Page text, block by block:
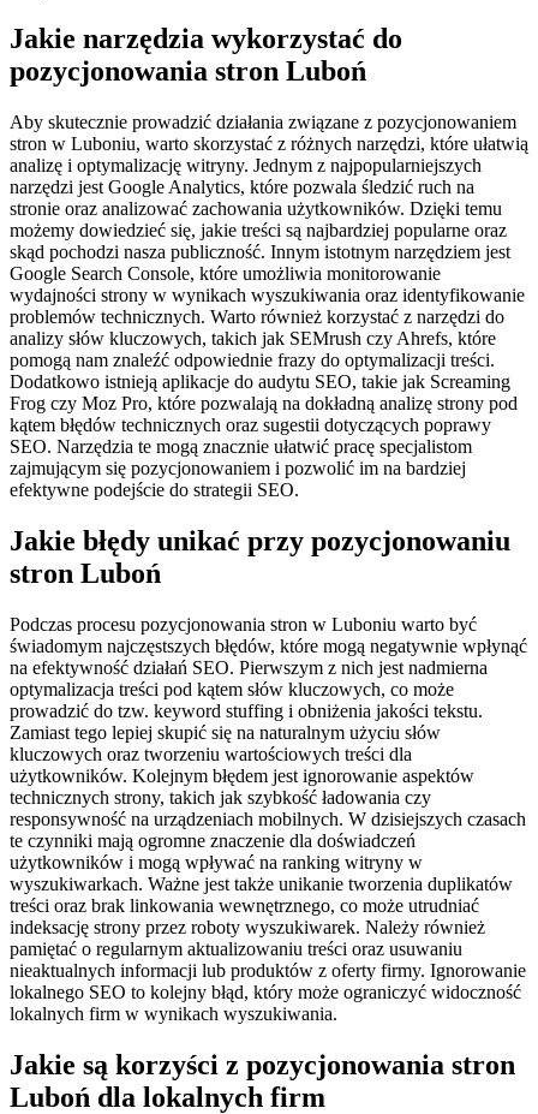
Jakie narzędzia wykorzystać do
pozycjonowania stron Luboń
Aby skutecznie prowadzić działania związane z pozycjonowaniem
stron w Luboniu, warto skorzystać z różnych narzędzi, które ułatwią
analizę i optymalizację witryny. Jednym z najpopularniejszych
narzędzi jest Google Analytics, które pozwala śledzić ruch na
stronie oraz analizować zachowania użytkowników. Dzięki temu
możemy dowiedzieć się, jakie treści są najbardziej popularne oraz
skąd pochodzi nasza publiczność. Innym istotnym narzędziem jest
Google Search Console, które umożliwia monitorowanie
wydajności strony w wynikach wyszukiwania oraz identyfikowanie
problemów technicznych. Warto również korzystać z narzędzi do
analizy słów kluczowych, takich jak SEMrush czy Ahrefs, które
pomogą nam znaleźć odpowiednie frazy do optymalizacji treści.
Dodatkowo istnieją aplikacje do audytu SEO, takie jak Screaming
Frog czy Moz Pro, które pozwalają na dokładną analizę strony pod
kątem błędów technicznych oraz sugestii dotyczących poprawy
SEO. Narzędzia te mogą znacznie ułatwić pracę specjalistom
zajmującym się pozycjonowaniem i pozwolić im na bardziej
efektywne podejście do strategii SEO.
Jakie błędy unikać przy pozycjonowaniu
stron Luboń
Podczas procesu pozycjonowania stron w Luboniu warto być
świadomym najczęstszych błędów, które mogą negatywnie wpłynąć
na efektywność działań SEO. Pierwszym z nich jest nadmierna
optymalizacja treści pod kątem słów kluczowych, co może
prowadzić do tzw. keyword stuffing i obniżenia jakości tekstu.
Zamiast tego lepiej skupić się na naturalnym użyciu słów
kluczowych oraz tworzeniu wartościowych treści dla
użytkowników. Kolejnym błędem jest ignorowanie aspektów
technicznych strony, takich jak szybkość ładowania czy
responsywność na urządzeniach mobilnych. W dzisiejszych czasach
te czynniki mają ogromne znaczenie dla doświadczeń
użytkowników i mogą wpływać na ranking witryny w
wyszukiwarkach. Ważne jest także unikanie tworzenia duplikatów
treści oraz brak linkowania wewnętrznego, co może utrudniać
indeksację strony przez roboty wyszukiwarek. Należy również
pamiętać o regularnym aktualizowaniu treści oraz usuwaniu
nieaktualnych informacji lub produktów z oferty firmy. Ignorowanie
lokalnego SEO to kolejny błąd, który może ograniczyć widoczność
lokalnych firm w wynikach wyszukiwania.
Jakie są korzyści z pozycjonowania stron
Luboń dla lokalnych firm